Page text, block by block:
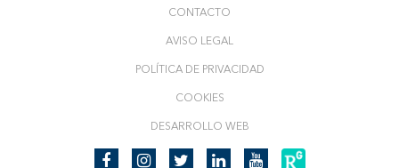
CONTACTO
AVISO LEGAL
POLÍTICA DE PRIVACIDAD
COOKIES
DESARROLLO WEB